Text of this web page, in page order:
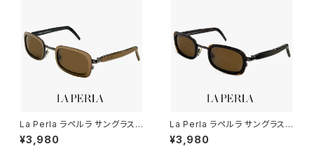
レーム
La Perla ラペルラ サングラス s
pe503-t27 レディース メンズ
ユニセックスモデル スクエア 型
¥3,980
La Perla ラペルラ サングラス s
pe503-722 レディース メンズ
ユニセックスモデル スクエア 型
¥3,980